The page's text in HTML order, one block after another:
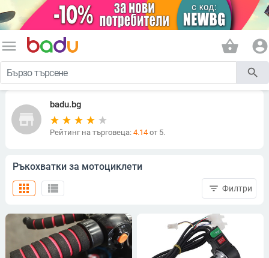
menu shopping_basket account_circle
search
store
badu.bg
Рейтинг на търговеца: 4.14от 5.
Ръкохватки за мотоциклети
view_list
apps filter_list Филтри